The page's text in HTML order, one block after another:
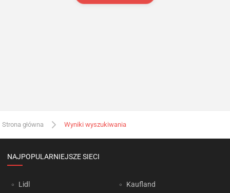
Strona główna Wyniki wyszukiwania
NAJPOPULARNIEJSZE SIECI
Lidl Kaufland